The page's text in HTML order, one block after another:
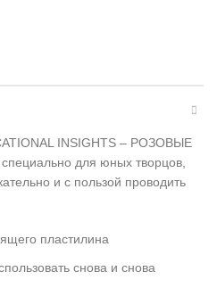
INSIGHTS – РОЗОВЫЕ
для юных творцов,
и с пользой проводить
пластилина
снова и снова